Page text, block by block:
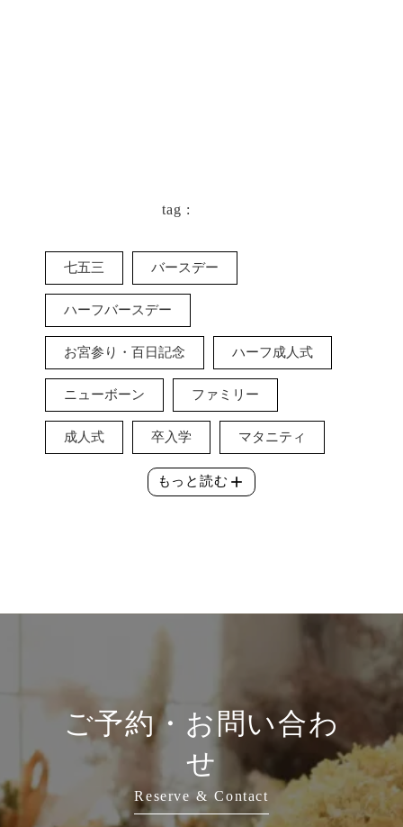
tag :
七五三 バースデー
ハーフバースデー
お宮参り・百日記念 ハーフ成人式
ニューボーン ファミリー
成人式 卒入学 マタニティ
もっと読む add
ご予約・お問い合わ
せ
Reserve & Contact